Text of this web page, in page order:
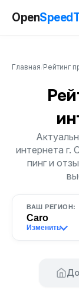
Open
Главная Рейтинг
интернета г.
пинг и
ВАШ РЕГИОН:
Caro
Изменить